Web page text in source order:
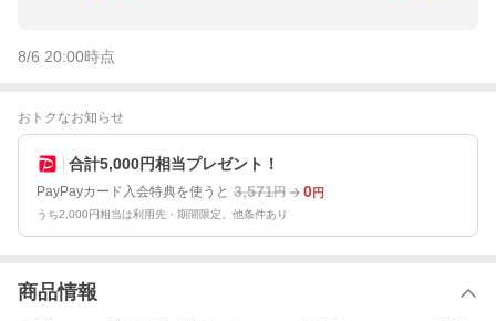
8/6 20:00時点
おトクなお知らせ
合計5,000円相当プレゼント！
PayPayカード入会特典を使うと 3,571円 0円
うち2,000円相当は利用先・期間限定。他条件あり
商品情報